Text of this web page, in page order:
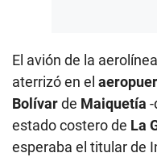
El avión de la
aterrizó en el
Bolívarde Maiquetía
estado costero de La
esperaba el titular de